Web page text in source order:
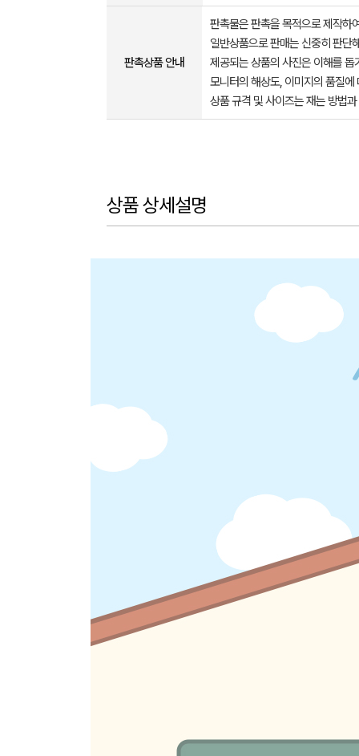
판촉상품 안내
판촉물은 판촉을 목적으로 제작하
일반상품으로 판매는 신중히 판단
제공되는 상품의 사진은 이해를
모니터의 해상도, 이미지의 품질
상품 규격 및 사이즈는 재는 방법
상품 상세설명